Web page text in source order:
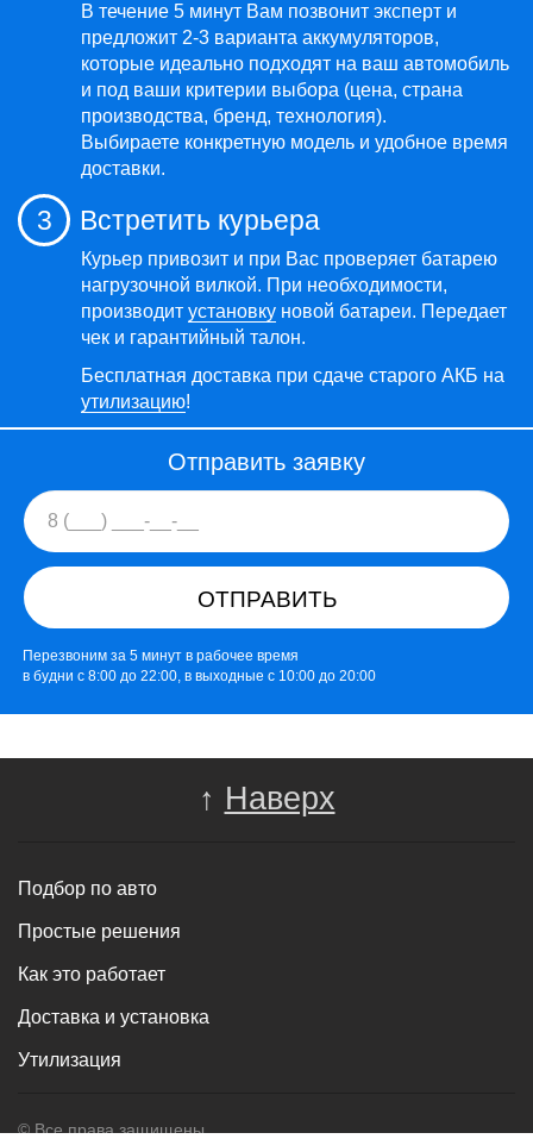
В течение 5 минут Вам позвонит эксперт и
предложит 2-3 варианта аккумуляторов,
которые идеально подходят на ваш автомобиль
и под ваши критерии выбора (цена, страна
производства, бренд, технология).
Выбираете конкретную модель и удобное время
доставки.
3 Встретить курьера
Курьер привозит и при Вас проверяет батарею
нагрузочной вилкой. При необходимости,
производит установку новой батареи. Передает
чек и гарантийный талон.
Бесплатная доставка при сдаче старого АКБ на
утилизацию!
Отправить заявку
ОТПРАВИТЬ
Перезвоним за 5 минут в рабочее время
в будни с 8:00 до 22:00, в выходные с 10:00 до 20:00
↑ Наверх
Подбор по авто
Простые решения
Как это работает
Доставка и установка
Утилизация
© Все права защищены.